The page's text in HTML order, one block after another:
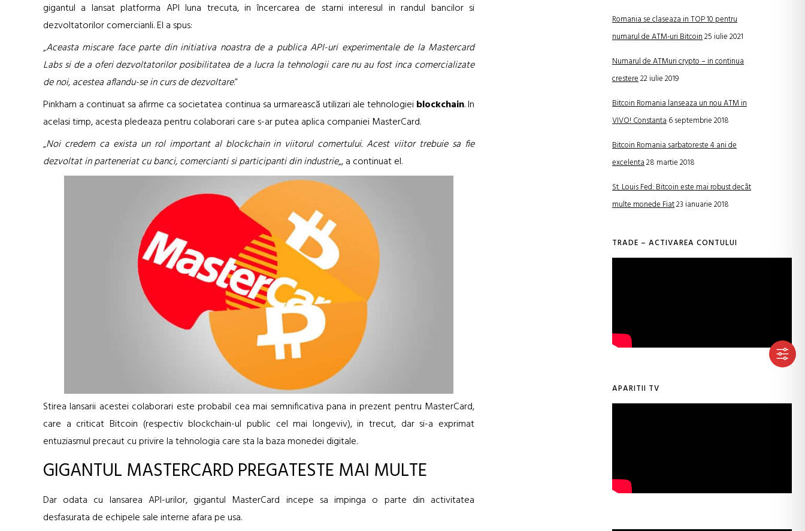
gigantul a lansat platforma API luna trecuta, in încercarea de starni interesul in randul bancilor si
dezvoltatorilor comercianli. El a spus:
„Aceasta miscare face parte din initiativa noastra de a publica API-uri experimentale de la Mastercard
Labs si de a oferi dezvoltatorilor posibilitatea de a lucra la tehnologii care nu au fost inca comercializate
de noi, acestea aflandu-se in curs de dezvoltare.”
Pinkham a continuat sa afirme ca societatea continua sa urmarească utilizari ale tehnologieiblockchain. In
acelasi timp, acesta pledeaza pentru colaborari care s-ar putea aplica companiei MasterCard.
„Noi credem ca exista un rol important al blockchain in viitorul comertului. Acest viitor trebuie sa fie
dezvoltat in parteneriat cu banci, comercianti si participanti din industrie„, a continuat el.
Stirea lansarii acestei colaborari este probabil cea mai semnificativa pana in prezent pentru MasterCard,
care a criticat Bitcoin (respectiv blockchain-ul public cel mai longeviv), in trecut, dar si-a exprimat
entuziasmul precaut cu privire la tehnologia care sta la baza monedei digitale.
GIGANTUL MASTERCARD PREGATESTE MAI MULTE
Dar odata cu lansarea API-urilor, gigantul MasterCard incepe sa impinga o parte din activitatea
desfasurata de echipele sale interne afara pe usa.
Romania se claseaza in TOP 10 pentru
numarul de ATM-uri Bitcoin25 iulie 2021
Numarul de ATMuri crypto – in continua
crestere22 iulie 2019
Bitcoin Romania lanseaza un nou ATM in
VIVO! Constanta6 septembrie 2018
Bitcoin Romania sarbatoreste 4 ani de
excelenta28 martie 2018
St. Louis Fed: Bitcoin este mai robust decât
multe monede Fiat23 ianuarie 2018
TRADE – ACTIVAREA CONTULUI
APARITII TV